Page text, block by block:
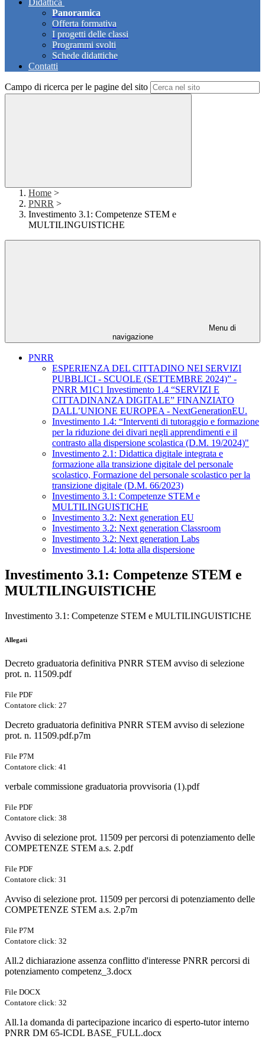
Didattica
Panoramica
Offerta formativa
I progetti delle classi
Programmi svolti
Schede didattiche
Contatti
Campo di ricerca per le pagine del sito
Home >
PNRR >
Investimento 3.1: Competenze STEM e
MULTILINGUISTICHE
Menu di
navigazione
PNRR
ESPERIENZA DEL CITTADINO NEI SERVIZI
PUBBLICI - SCUOLE (SETTEMBRE 2024)” -
PNRR M1C1 Investimento 1.4 “SERVIZI E
CITTADINANZA DIGITALE” FINANZIATO
DALL’UNIONE EUROPEA - NextGenerationEU.
Investimento 1.4: “Interventi di tutoraggio e formazione
per la riduzione dei divari negli apprendimenti e il
contrasto alla dispersione scolastica (D.M. 19/2024)"
Investimento 2.1: Didattica digitale integrata e
formazione alla transizione digitale del personale
scolastico, Formazione del personale scolastico per la
transizione digitale (D.M. 66/2023)
Investimento 3.1: Competenze STEM e
MULTILINGUISTICHE
Investimento 3.2: Next generation EU
Investimento 3.2: Next generation Classroom
Investimento 3.2: Next generation Labs
Investimento 1.4: lotta alla dispersione
Investimento 3.1: Competenze STEM e
MULTILINGUISTICHE
Investimento 3.1: Competenze STEM e MULTILINGUISTICHE
Allegati
Decreto graduatoria definitiva PNRR STEM avviso di selezione
prot. n. 11509.pdf
File PDF
Contatore click: 27
Decreto graduatoria definitiva PNRR STEM avviso di selezione
prot. n. 11509.pdf.p7m
File P7M
Contatore click: 41
verbale commissione graduatoria provvisoria (1).pdf
File PDF
Contatore click: 38
Avviso di selezione prot. 11509 per percorsi di potenziamento delle
COMPETENZE STEM a.s. 2.pdf
File PDF
Contatore click: 31
Avviso di selezione prot. 11509 per percorsi di potenziamento delle
COMPETENZE STEM a.s. 2.p7m
File P7M
Contatore click: 32
All.2 dichiarazione assenza conflitto d'interesse PNRR percorsi di
potenziamento competenz_3.docx
File DOCX
Contatore click: 32
All.1a domanda di partecipazione incarico di esperto-tutor interno
PNRR DM 65-ICDL BASE_FULL.docx